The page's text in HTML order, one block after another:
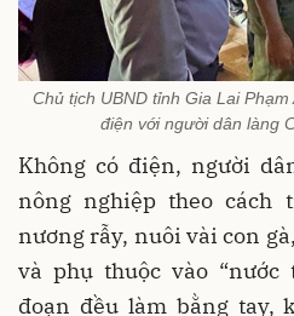
Chủ tịch UBND tỉnh Gia Lai
điện với người dân làng
Không có điện, người
nông nghiệp theo cách
nương rẫy, nuôi vài con
và phụ thuộc vào “nước
đoạn đều làm bằng tay,